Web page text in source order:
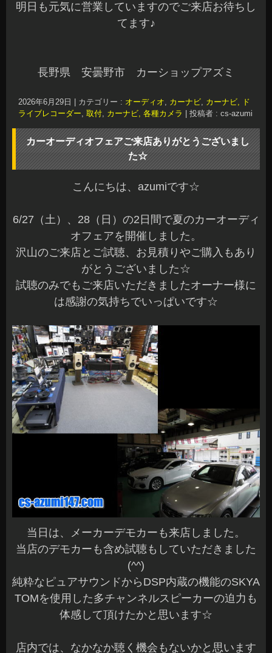
明日も元気に営業していますのでご来店お待ちし
てます♪
長野県 安曇野市 カーショップアズミ
2026年6月29日 カテゴリー : オーディオ, カーナビ, カーナビ, ド
ライブレコーダー, 取付, カーナビ, 各種カメラ 投稿者 : cs-azumi
カーオーディオフェアご来店ありがとうございまし
た☆
こんにちは、azumiです☆
6/27（土）、28（日）の2日間で夏のカーオーディ
オフェアを開催しました。
沢山のご来店とご試聴、お見積りやご購入もあり
がとうございました☆
試聴のみでもご来店いただきましたオーナー様に
は感謝の気持ちでいっぱいです☆
当日は、メーカーデモカーも来店しました。
当店のデモカーも含め試聴もしていただきました
(^^)
純粋なピュアサウンドからDSP内蔵の機能のSKYA
TOMを使用した多チャンネルスピーカーの迫力も
体感して頂けたかと思います☆
店内では、なかなか聴く機会もないかと思います